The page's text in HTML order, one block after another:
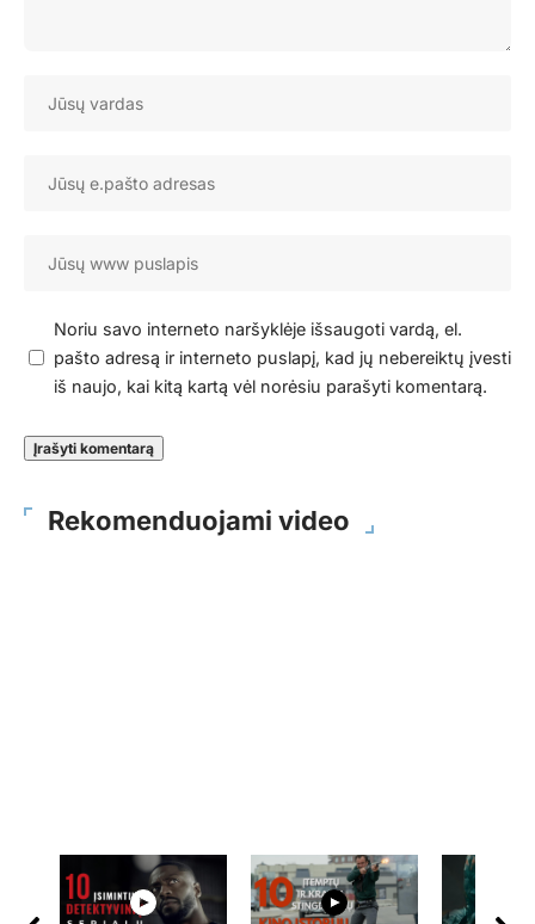
Noriu savo interneto naršyklėje išsaugoti vardą, el.
pašto adresą ir interneto puslapį, kad jų nebereiktų įvesti
iš naujo, kai kitą kartą vėl norėsiu parašyti komentarą.
Rekomenduojami video